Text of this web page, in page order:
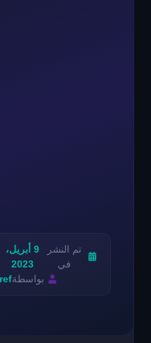
تم النشر
في
9 أبريل،
2023
بواسطة